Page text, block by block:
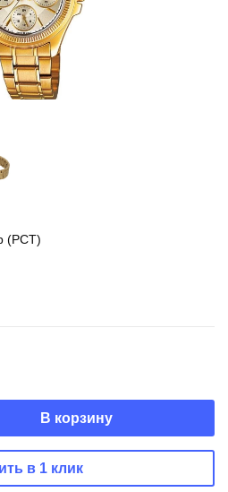
(РСТ)
В корзину
в 1 клик